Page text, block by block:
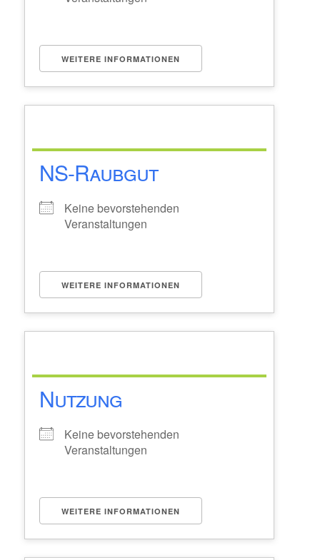
WEITERE INFORMATIONEN
NS-Raubgut
Keine bevorstehenden
Veranstaltungen
WEITERE INFORMATIONEN
Nutzung
Keine bevorstehenden
Veranstaltungen
WEITERE INFORMATIONEN